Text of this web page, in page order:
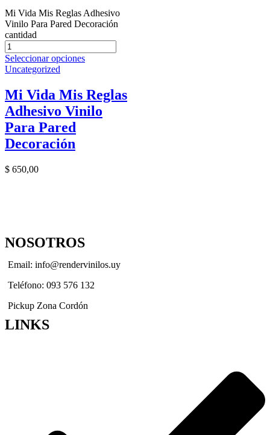
Mi Vida Mis Reglas Adhesivo
Vinilo Para Pared Decoración
cantidad
Seleccionar opciones
Uncategorized
Mi Vida Mis Reglas
Adhesivo Vinilo
Para Pared
Decoración
$ 650,00
NOSOTROS
Email: info@rendervinilos.uy
Teléfono: 093 576 132
Pickup Zona Cordón
LINKS